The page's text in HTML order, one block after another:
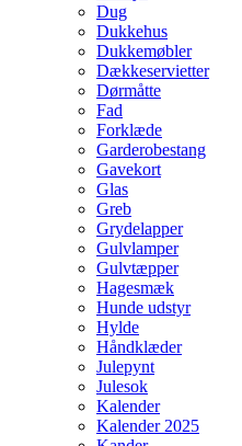
Dug
Dukkehus
Dukkemøbler
Dækkeservietter
Dørmåtte
Fad
Forklæde
Garderobestang
Gavekort
Glas
Greb
Grydelapper
Gulvlamper
Gulvtæpper
Hagesmæk
Hunde udstyr
Hylde
Håndklæder
Julepynt
Julesok
Kalender
Kalender 2025